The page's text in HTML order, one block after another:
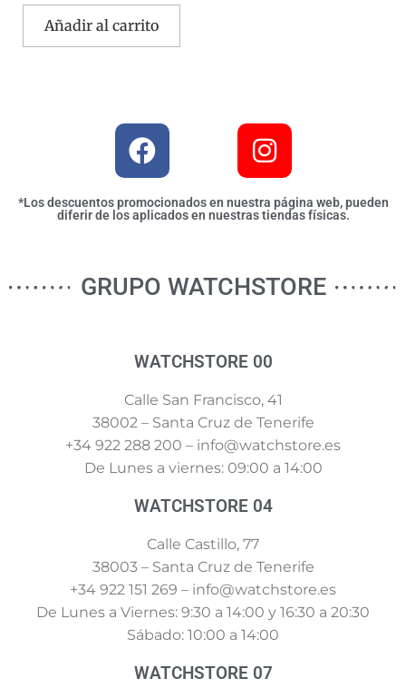
Añadir al carrito
*Los descuentos promocionados en nuestra página web, pueden
diferir de los aplicados en nuestras tiendas físicas.
GRUPO WATCHSTORE
WATCHSTORE 00
Calle San Francisco, 41
38002 – Santa Cruz de Tenerife
+34 922 288 200 – info@watchstore.es
De Lunes a viernes: 09:00 a 14:00
WATCHSTORE 04
Calle Castillo, 77
38003 – Santa Cruz de Tenerife
+34 922 151 269 – info@watchstore.es
De Lunes a Viernes: 9:30 a 14:00 y 16:30 a 20:30
Sábado: 10:00 a 14:00
WATCHSTORE 07